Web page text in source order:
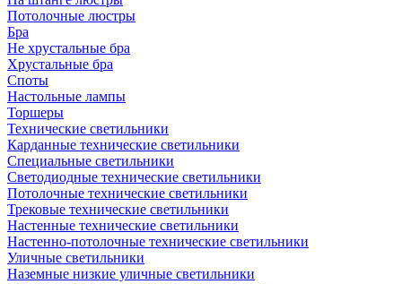
Потолочные люстры
Бра
Не хрустальные бра
Хрустальные бра
Споты
Настольные лампы
Торшеры
Технические светильники
Карданные технические светильники
Специальные светильники
Светодиодные технические светильники
Потолочные технические светильники
Трековые технические светильники
Настенные технические светильники
Настенно-потолочные технические светильники
Уличные светильники
Наземные низкие уличные светильники